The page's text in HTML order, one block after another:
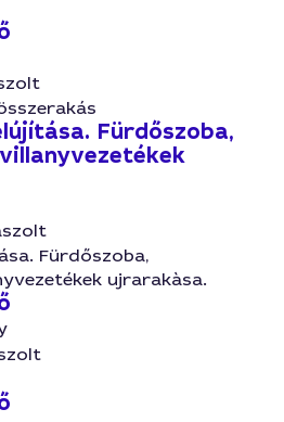
Fürdőszoba,
Fürdőszoba,
ujrarakàsa.